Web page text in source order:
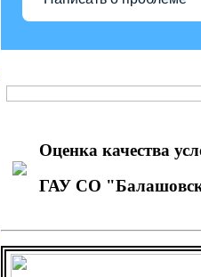
Оценка качества
ГАУ СО